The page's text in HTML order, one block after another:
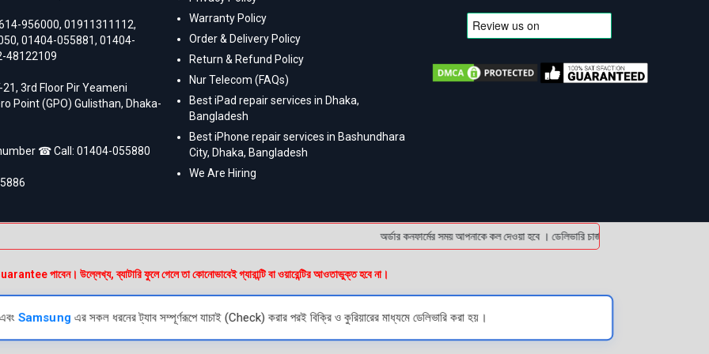
956000,01911311112,
,01404-055881,01404-
48122109
21, 3rd Floor Pir Yeameni
Point (GPO) Gulisthan, Dhaka-
☎ Call:01404-055880
Warranty Policy
Order & Delivery Policy
Return & Refund Policy
Nur Telecom (FAQs)
Best iPad repair services in Dhaka,
Bangladesh
Best iPhone repair services in Bashundhara
City, Dhaka, Bangladesh
We Are Hiring
অর্ডার কনফার্মের সময় আপনাকে কল দেওয়া হবে । ডেলিভারি চার্জটা অগ্রিম (bKash/
পাবেন। উল্লেখ্য, ব্যাটারি ফুলে গেলে তা কোনোভাবেই গ্যারান্টি বা ওয়ারেন্টির আওতাভুক্ত হবে না।
এবং Samsungএর সকল ধরনের ট্যাব সম্পূর্ণরূপে যাচাই (Check) করার পরই বিক্রি ও কুরিয়ারের মাধ্যমে ডেলিভারি করা হয়।